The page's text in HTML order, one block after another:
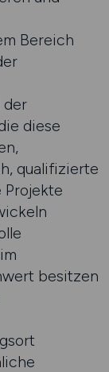
Bereich
der
diese
qualifizierte
Projekte
besitzen